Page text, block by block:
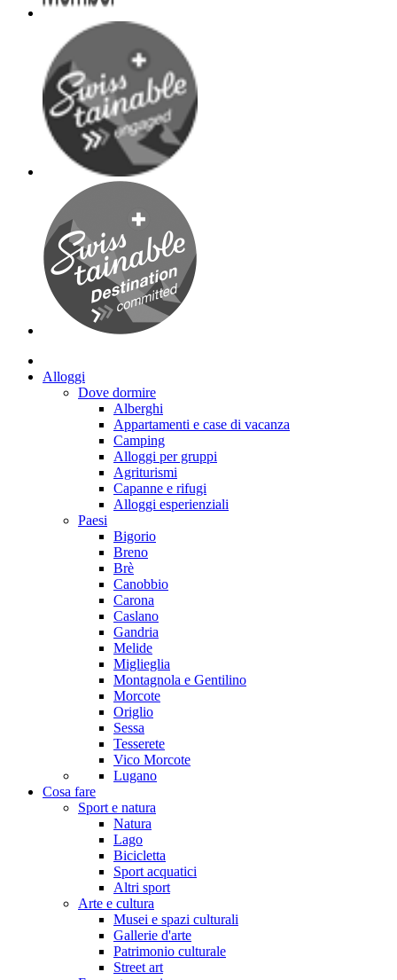
Alloggi
Dove dormire
Alberghi
Appartamenti e case di vacanza
Camping
Alloggi per gruppi
Agriturismi
Capanne e rifugi
Alloggi esperienziali
Paesi
Bigorio
Breno
Brè
Canobbio
Carona
Caslano
Gandria
Melide
Miglieglia
Montagnola e Gentilino
Morcote
Origlio
Sessa
Tesserete
Vico Morcote
Lugano
Cosa fare
Sport e natura
Natura
Lago
Bicicletta
Sport acquatici
Altri sport
Arte e cultura
Musei e spazi culturali
Gallerie d'arte
Patrimonio culturale
Street art